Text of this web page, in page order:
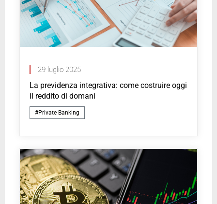
29 luglio 2025
La previdenza integrativa: come costruire oggi
il reddito di domani
#Private Banking